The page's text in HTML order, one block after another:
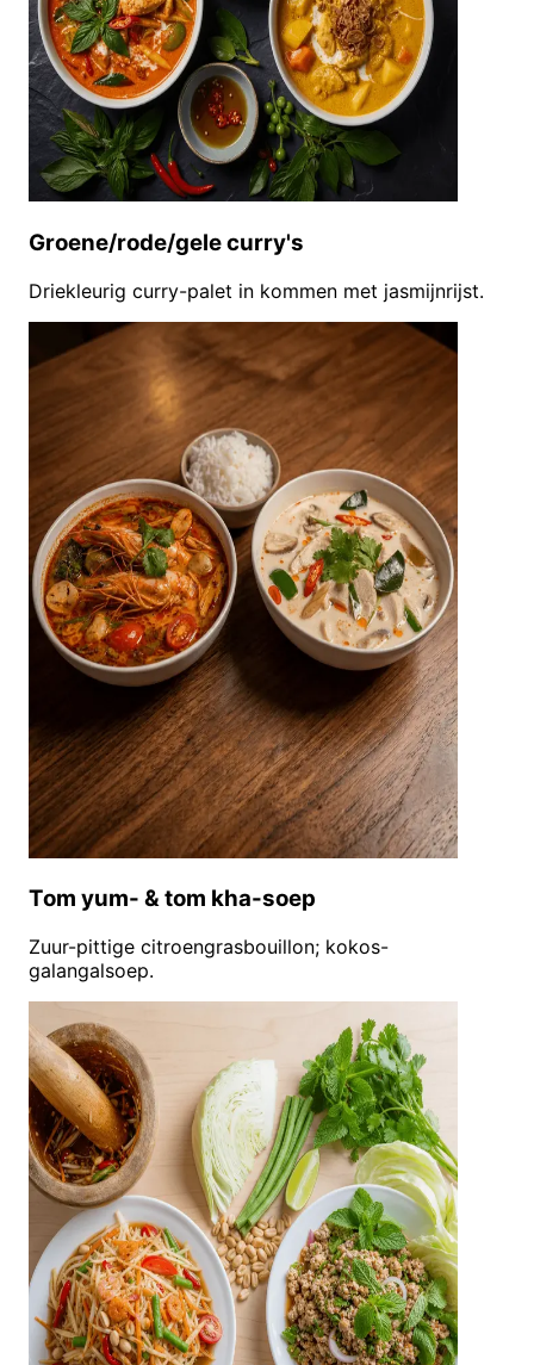
Groene/rode/gele curry's
Driekleurig curry-palet in kommen met jasmijnrijst.
Tom yum- & tom kha-soep
Zuur-pittige citroengrasbouillon; kokos-
galangalsoep.